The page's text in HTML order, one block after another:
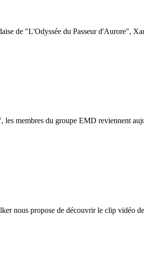
de "L'Odyssée du Passeur d'Aurore",
membres du groupe EMD reviennent
nous propose de découvrir le clip vidéo